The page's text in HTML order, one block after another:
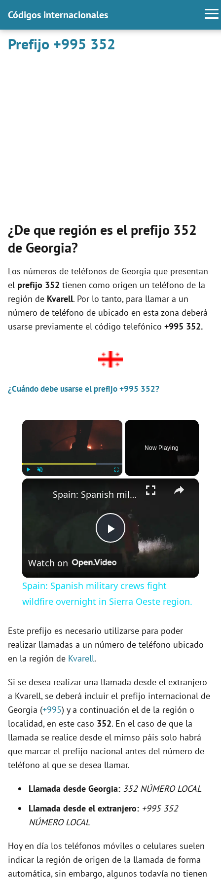
Códigos internacionales
Prefijo +995 352
¿De que región es el prefijo 352
de Georgia?
Los números de teléfonos de Georgia que presentan
el prefijo 352 tienen como origen un teléfono de la
región de Kvarell. Por lo tanto, para llamar a un
número de teléfono de ubicado en esta zona deberá
usarse previamente el código telefónico +995 352.
¿Cuándo debe usarse el prefijo +995 352?
×
Now Playing
×
P
a
y
i
d
e
Spain: Spanish military crews fight wildfire overnight in Sierra Oeste region.
Watch on
Spain: Spanish military crews fight
wildfire overnight in Sierra Oeste region.
Este prefijo es necesario utilizarse para poder
realizar llamadas a un número de teléfono ubicado
en la región de Kvarell.
Si se desea realizar una llamada desde el extranjero
a Kvarell, se deberá incluir el prefijo internacional de
Georgia (+995) y a continuación el de la región o
localidad, en este caso 352. En el caso de que la
llamada se realice desde el mimso páis solo habrá
que marcar el prefijo nacional antes del número de
teléfono al que se desea llamar.
Llamada desde Georgia: 352 NÚMERO LOCAL
Llamada desde el extranjero: +995 352
NÚMERO LOCAL
Hoy en día los teléfonos móviles o celulares suelen
indicar la región de origen de la llamada de forma
automática, sin embargo, algunos todavía no tienen